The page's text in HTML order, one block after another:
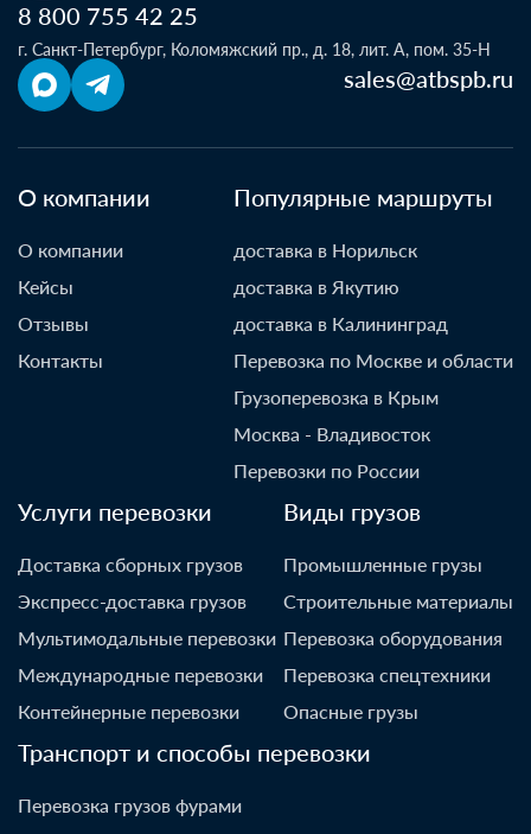
8 800 755 42 25
г. Санкт-Петербург, Коломяжский пр., д. 18, лит. А, пом. 35-Н
sales@atbspb.ru
О компании
О компании
Кейсы
Отзывы
Контакты
Популярные маршруты
доставка в Норильск
доставка в Якутию
доставка в Калининград
Перевозка по Москве и области
Грузоперевозка в Крым
Москва - Владивосток
Перевозки по России
Услуги перевозки
Доставка сборных грузов
Экспресс-доставка грузов
Мультимодальные перевозки
Международные перевозки
Контейнерные перевозки
Виды грузов
Промышленные грузы
Строительные материалы
Перевозка оборудования
Перевозка спецтехники
Опасные грузы
Транспорт и способы перевозки
Перевозка грузов фурами